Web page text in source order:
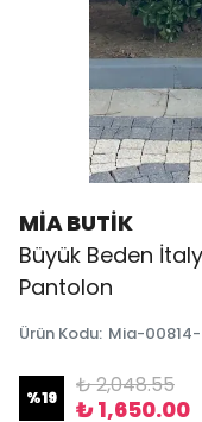
MİA BUTİK
Büyük Beden
Pantolon
Ürün Kodu: Mia-
%19 ₺ 2,048.55
₺ 1,650.00